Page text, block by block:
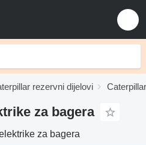
rezervni dijelovi
za bagerа
za bagerа